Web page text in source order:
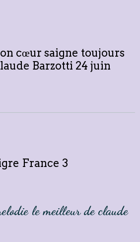
cœur saigne toujours
Barzotti 24 juin
France 3
le meilleur de claude